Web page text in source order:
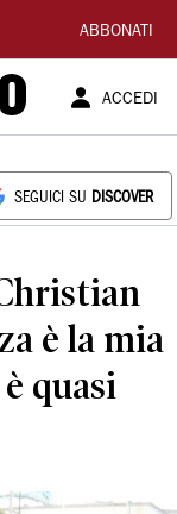
ABBONATI
ACCEDI
SEGUICI SU DISCOVER
è la mia
quasi